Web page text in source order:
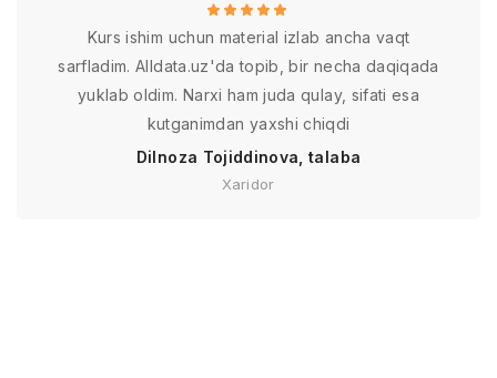
Kurs ishim uchun material izlab ancha vaqt
sarfladim. Alldata.uz'da topib, bir necha daqiqada
yuklab oldim. Narxi ham juda qulay, sifati esa
kutganimdan yaxshi chiqdi
Dilnoza Tojiddinova, talaba
Xaridor